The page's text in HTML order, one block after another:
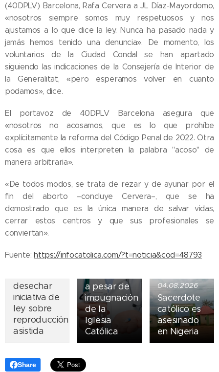
(40DPLV) Barcelona, Rafa Cervera a JL Díaz-Mayordomo,
«nosotros siempre somos muy respetuosos y nos
ajustamos a lo que dice la ley. Nunca ha pasado nada y
jamás hemos tenido una denuncia». De momento, los
voluntarios de la Ciudad Condal se han apartado
siguiendo las indicaciones de la Consejería de Interior de
la Generalitat, «pero esperamos volver en cuanto
podamos», dice.
El portavoz de 40DPLV Barcelona asegura que
«nosotros no acosamos, que es lo que prohíbe
explícitamente la reforma del Código Penal de 2022. Otra
cosa es que ellos interpreten la palabra "acoso" de
manera arbitraria».
«De todos modos, se trata de rezar y de ayunar por el
fin del aborto –concluye Cervera–, que se ha
demostrado que es la única manera de salvar vidas,
cerrar estos centros y que sus profesionales se
conviertan».
Fuente:https://infocatolica.com/?t=noticia&cod=48793
Piden
desechar
iniciativa de
ley sobre
reproducción
asistida
05.08.2026
Ley del
entra en
a pesar de
impugnación
de la
Iglesia
Católica
04.08.2026
Sacerdote
católico es
asesinado
en Nigeria
Share